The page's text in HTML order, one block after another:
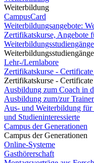
Weiterbildung
CampusCard
Weiterbildungsangebote:
Zertifikatskurse, Angebote
Weiterbildungsstudiengänge
Weiterbildungsstudiengänge
Lehr-/Lernlabore
Zertifikatskurse -
Zertifikatskurse -
Ausbildung zum Coach in
Ausbildung zum/zur
Aus- und Weiterbildung
und Studieninteressierte
Campus der Generationen
Campus der Generationen
Online-Systeme
Gasthörerschaft